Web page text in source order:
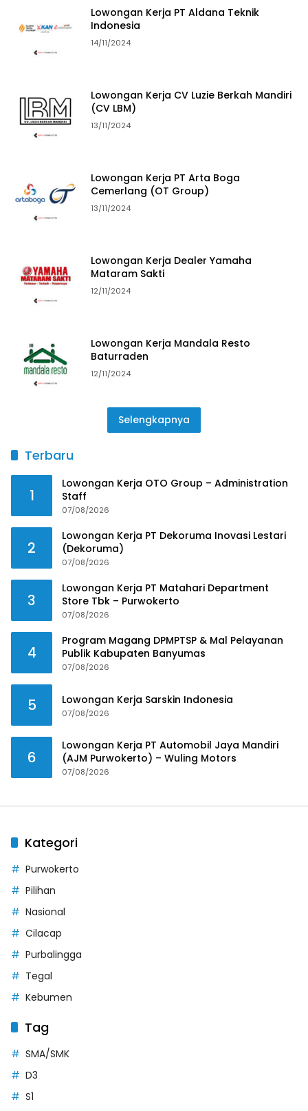
Lowongan Kerja PT Aldana Teknik
Indonesia
14/11/2024
Lowongan Kerja CV Luzie Berkah Mandiri
(CV LBM)
13/11/2024
Lowongan Kerja PT Arta Boga
Cemerlang (OT Group)
13/11/2024
Lowongan Kerja Dealer Yamaha
Mataram Sakti
12/11/2024
Lowongan Kerja Mandala Resto
Baturraden
12/11/2024
Selengkapnya
Terbaru
1
Lowongan Kerja OTO Group – Administration
Staff
07/08/2026
2
Lowongan Kerja PT Dekoruma Inovasi Lestari
(Dekoruma)
07/08/2026
3
Lowongan Kerja PT Matahari Department
Store Tbk – Purwokerto
07/08/2026
4
Program Magang DPMPTSP & Mal Pelayanan
Publik Kabupaten Banyumas
07/08/2026
5 Lowongan Kerja Sarskin Indonesia
07/08/2026
6
Lowongan Kerja PT Automobil Jaya Mandiri
(AJM Purwokerto) – Wuling Motors
07/08/2026
Kategori
Purwokerto
Pilihan
Nasional
Cilacap
Purbalingga
Tegal
Kebumen
Tag
SMA/SMK
D3
S1